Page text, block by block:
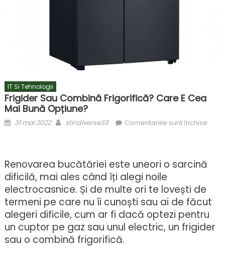
IT Si Tehnologii
Frigider Sau Combină Frigorifică? Care E Cea
Mai Bună Opțiune?
Posted
31 mai 2022 Author
stiridiverse33 Comentariile sunt închise
cea
mai
bună
Renovarea bucătăriei este uneori o sarcină
dificilă, mai ales când îți alegi noile
electrocasnice. Și de multe ori te lovești de
termeni pe care nu îi cunoști sau ai de făcut
alegeri dificile, cum ar fi dacă optezi pentru
un cuptor pe gaz sau unul electric, un frigider
sau o combină frigorifică.